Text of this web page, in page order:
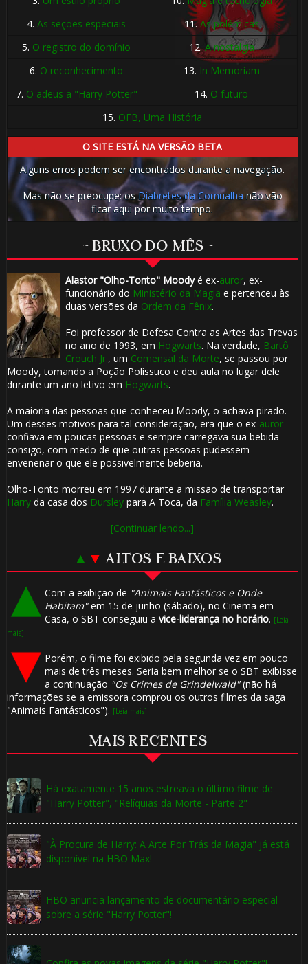
4.As seções especiais 11.As polêmicas
5. O registro do domínio 12.A nostalgia
6. O reconhecimento 13. In Memoriam
7. O adeus a "Harry Potter" 14. O futuro
15. OFB, Uma História
O SITE ESTÁ NA VERSÃO BETA
Alguns erros podem ser encontrados durante a navegação.
Mas não se preocupe: osDiabretes da Cornualha não vão
ficar aqui por muito tempo.
~ BRUXO DO MÊS ~
Alastor "Olho-Tonto" Moodyé ex-auror, ex-
funcionário do Ministério da Magia e pertenceu às
duas versões da Ordem da Fênix.
Foi professor de Defesa Contra as Artes das Trevas
no ano de 1993, em Hogwarts. Na verdade, Bartô
Crouch Jr., um Comensal da Morte, se passou por
Moody, tomando a Poção Polissuco e deu aula no lugar dele
durante um ano letivo em Hogwarts.
A maioria das pessoas que conheceu Moody, o achava pirado.
Um desses motivos para tal consideração, era que o ex-auror
confiava em poucas pessoas e sempre carregava sua bebida
consigo, com medo de que outras pessoas pudessem
envenenar o que ele possivelmente beberia.
Olho-Tonto morreu em 1997 durante a missão de transportar
Harryda casa dos Dursleypara A Toca, da Família Weasley.
[Continuar lendo...]
▲ ▼ ALTOS E BAIXOS
Com a exibição de "Animais Fantásticos e Onde
Habitam"em 15 de junho (sábado), no Cinema em
Casa, o SBT conseguiu a vice-liderança no horário. [Leia
mais]
Porém, o filme foi exibido pela segunda vez em pouco
mais de três meses. Seria bem melhor se o SBT exibisse
a continuação "Os Crimes de Grindelwald"(não há
informações se a emissora comprou os outros filmes da saga
"Animais Fantásticos"). [Leia mais]
MAIS RECENTES
Há exatamente 15 anos estreava o último filme de
"Harry Potter", "Relíquias da Morte - Parte 2"
"À Procura de Harry: A Arte Por Trás da Magia" já está
disponível na HBO Max!
HBO anuncia lançamento de documentário especial
sobre a série "Harry Potter"!